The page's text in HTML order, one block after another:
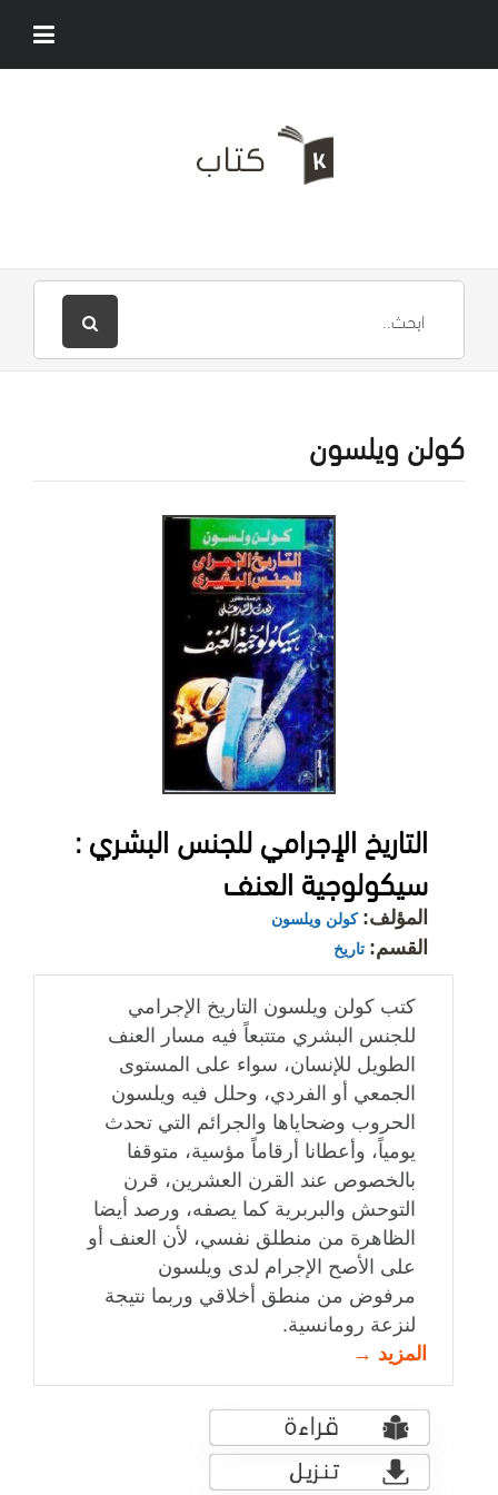
كولن ويلسون
التاريخ الإجرامي للجنس البشري :
سيكولوجية العنف
المؤلف: كولن ويلسون
القسم: تاريخ
كتب كولن ويلسون التاريخ الإجرامي
للجنس البشري متتبعاً فيه مسار العنف
الطويل للإنسان، سواء على المستوى
الجمعي أو الفردي، وحلل فيه ويلسون
الحروب وضحاياها والجرائم التي تحدث
يومياً، وأعطانا أرقاماً مؤسية، متوقفا
بالخصوص عند القرن العشرين، قرن
التوحش والبربرية كما يصفه، ورصد أيضا
الظاهرة من منطلق نفسي، لأن العنف أو
على الأصح الإجرام لدى ويلسون
مرفوض من منطق أخلاقي وربما نتيجة
لنزعة رومانسية.
المزيد →